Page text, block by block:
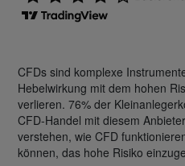
CFDs sind komplexe
Hebelwirkung mit dem hohen
verlieren. 76% der
CFD-Handel mit diesem
verstehen, wie CFD
können, das hohe Risiko